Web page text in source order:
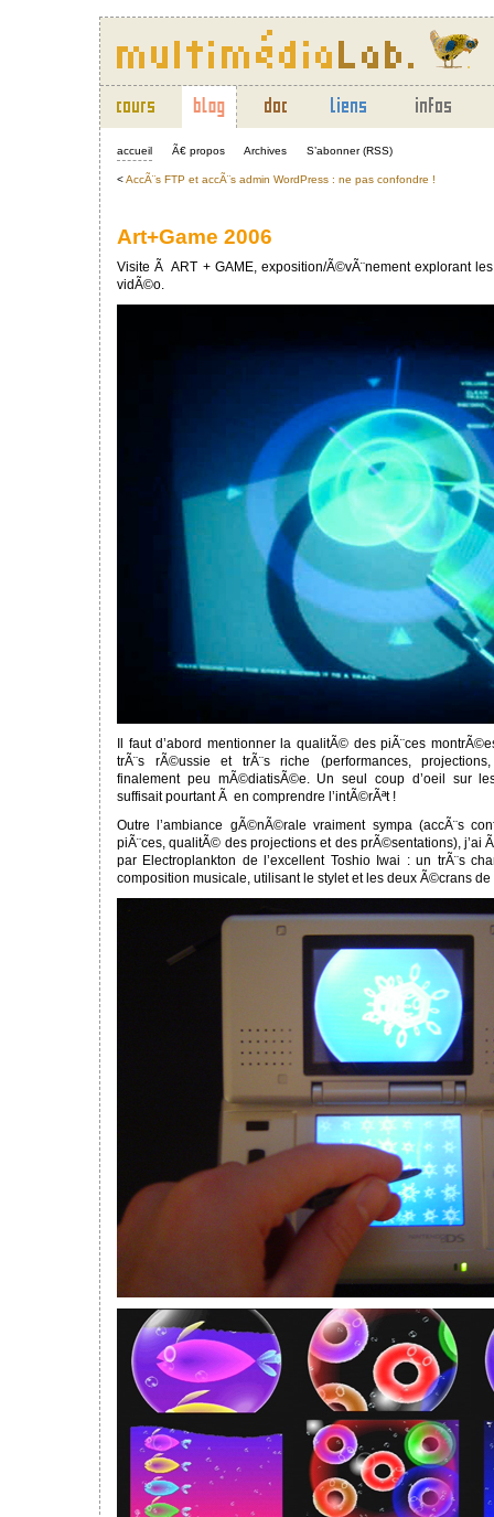
accueil Ã€ propos Archives S’abonner (RSS)
<AccÃ¨s FTP et accÃ¨s admin WordPress : ne pas confondre !
Art+Game 2006
Visite Ã ART + GAME, exposition/Ã©vÃ¨nement explorant
vidÃ©o.
Il faut d’abord mentionner la qualitÃ© des piÃ¨ces
trÃ¨s rÃ©ussie et trÃ¨s riche (performances,
finalement peu mÃ©diatisÃ©e. Un seul coup d’oeil sur
suffisait pourtant Ã en comprendre l’intÃ©rÃªt !
Outre l’ambiance gÃ©nÃ©rale vraiment sympa (accÃ¨s
piÃ¨ces, qualitÃ© des projections et des prÃ©sentations), j’ai
par Electroplankton de l’excellent Toshio Iwai : un trÃ¨s
composition musicale, utilisant le stylet et les deux Ã©crans